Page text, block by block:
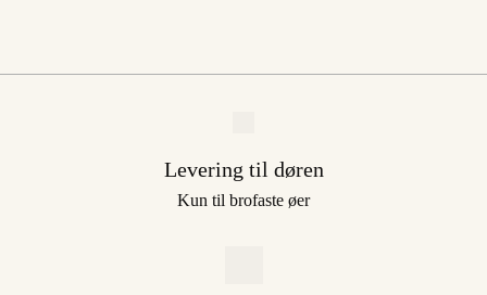
Levering til døren
Kun til brofaste øer